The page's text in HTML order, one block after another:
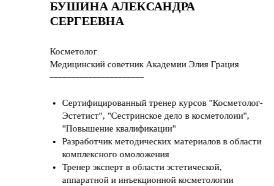
БУШИНА АЛЕКСАНДРА
СЕРГЕЕВНА
Косметолог
Медицинский советник Академии Элия Грация
Сертифицированный тренер курсов "Косметолог-
Эстетист", "Сестринское дело в косметолоии",
"Повышение квалификации"
Разработчик методических материалов в области
комплексного омоложения
Тренер эксперт в области эстетической,
аппаратной и инъекционной косметологии